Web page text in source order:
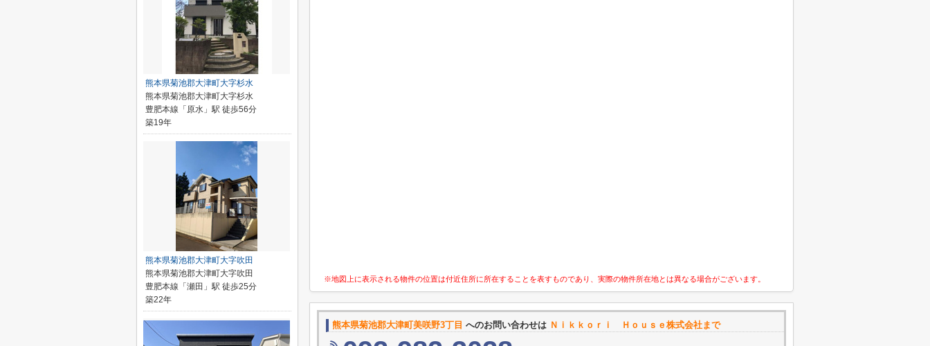
※地図上に表示される物件の位置は付近住所に所在することを表すものであり、実際の物件所在地とは異なる場合がございます。
熊本県菊池郡大津町美咲野3丁目 へのお問い合わせは Ｎｉｋｋｏｒｉ Ｈｏｕｓｅ株式会社まで
熊本県菊池郡大津町大字杉水
熊本県菊池郡大津町大字杉水
豊肥本線「原水」駅 徒歩56分
築19年
熊本県菊池郡大津町大字吹田
熊本県菊池郡大津町大字吹田
豊肥本線「瀬田」駅 徒歩25分
築22年